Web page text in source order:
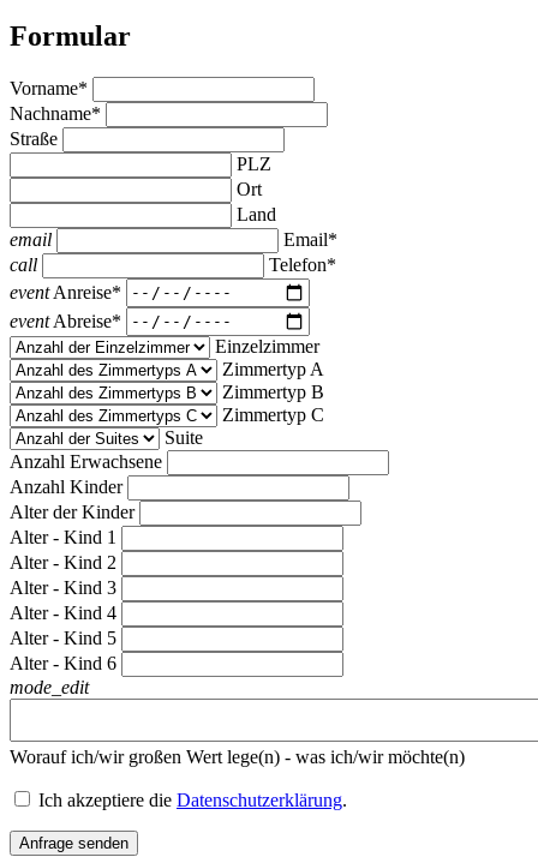
Formular
Vorname*
Nachname*
Straße
PLZ
Ort
Land
email
Email*
call
Telefon*
event Anreise*
event Abreise*
Einzelzimmer
Zimmertyp A
Zimmertyp B
Zimmertyp C
Suite
Anzahl Erwachsene
Anzahl Kinder
Alter der Kinder
Alter - Kind 1
Alter - Kind 2
Alter - Kind 3
Alter - Kind 4
Alter - Kind 5
Alter - Kind 6
mode_edit
Worauf ich/wir großen Wert lege(n) - was ich/wir möchte(n)
Ich akzeptiere die Datenschutzerklärung.
Anfrage senden